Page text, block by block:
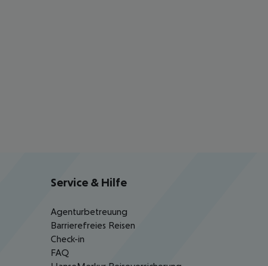
Service & Hilfe
Agenturbetreuung
Barrierefreies Reisen
Check-in
FAQ